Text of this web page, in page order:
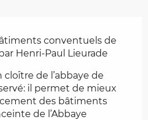
conventuels de
Henri-Paul Lieurade
cloître de l’abbaye de
il permet de mieux
des bâtiments
de l’Abbaye